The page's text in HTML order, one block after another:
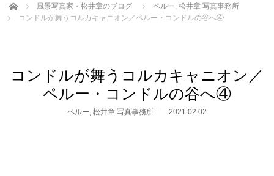
ホーム 風景写真家・松井章のブログ ペルー, 松井章 写真事務所
コンドルが舞うコルカキャニオン／ペルー・コンドルの谷へ④
コンドルが舞うコルカキャニオン／
ペルー・コンドルの谷へ④
ペルー, 松井章 写真事務所 2021.02.02